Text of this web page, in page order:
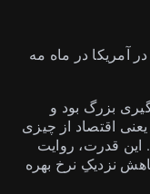
آمریکا در ماه مه
با عدد ۱۹.۶ یک غافلگیری بزرگ بود و
شد. این یعنی اقتصاد از چیزی
قدرت، روایت
نزدیکِ نرخ بهره